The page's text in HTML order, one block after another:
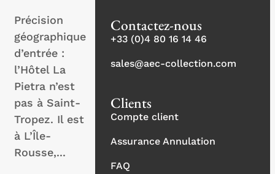
Précision
géographique
d’entrée :
l’Hôtel La
Pietra n’est
pas à Saint-
Tropez. Il est
à L’Île-
Rousse,...
Contactez-nous
+33 (0)4 80 16 14 46
sales@aec-collection.com
Clients
Compte client
Assurance Annulation
FAQ